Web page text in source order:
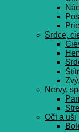
Srdce,
Nervy,
Oči a uši